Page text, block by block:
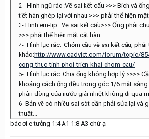
2 - Hình ngũ rác :Vẽ sai kết cấu >>> Bích và
tiết hàn ghép lại với nhau >>> phải thể hiện mặt
3- Hình em-líp: Vẽ sai kết cấu>>> Ống phải
>>> phải thể hiện mặt cắt hàn
4- Hình lục rác: Chỏm cầu vẽ sai kết cấu, phải
khảo:http://www.cadviet.com/forum/topic/
cong-thuc-tinh-phoi-trien-khai-chom-cau/
5- Hình lục rác: Chia ống không hợp lý >>>>
khoảng cách ống đều trong góc 1/6 mặt
phân dòng của nước giải nhiệt không đi qua
6- Bản vẽ có nhiều sai sót cần phải sửa lại và
thuật...
bác ơi e tưởng 1:4 A1 1:8 A3 chứ ạ